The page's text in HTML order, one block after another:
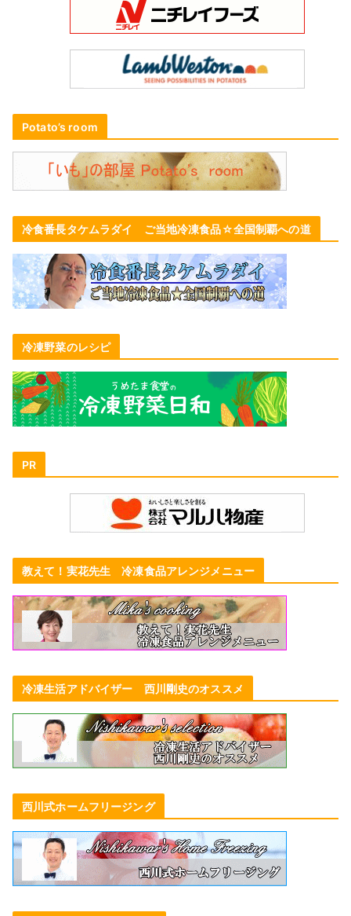
Potato’s room
冷食番長タケムラダイ ご当地冷凍食品☆全国制覇への道
冷凍野菜のレシピ
PR
教えて！実花先生 冷凍食品アレンジメニュー
冷凍生活アドバイザー 西川剛史のオススメ
西川式ホームフリージング